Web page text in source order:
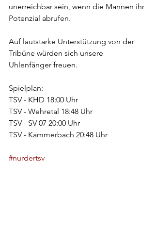
unerreichbar sein, wenn die Mannen ihr
Potenzial abrufen.
Auf lautstarke Unterstützung von der
Tribüne würden sich unsere
Uhlenfänger freuen.
Spielplan:
TSV - KHD 18:00 Uhr
TSV - Wehretal 18:48 Uhr
TSV - SV 07 20:00 Uhr
TSV - Kammerbach 20:48 Uhr
#nurdertsv